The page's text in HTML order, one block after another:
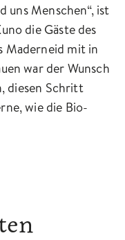
uns Menschen“, ist
die Gäste des
Maderneid mit in
war der Wunsch
diesen Schritt
wie die Bio-